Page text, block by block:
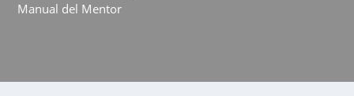
Manual del Mentor